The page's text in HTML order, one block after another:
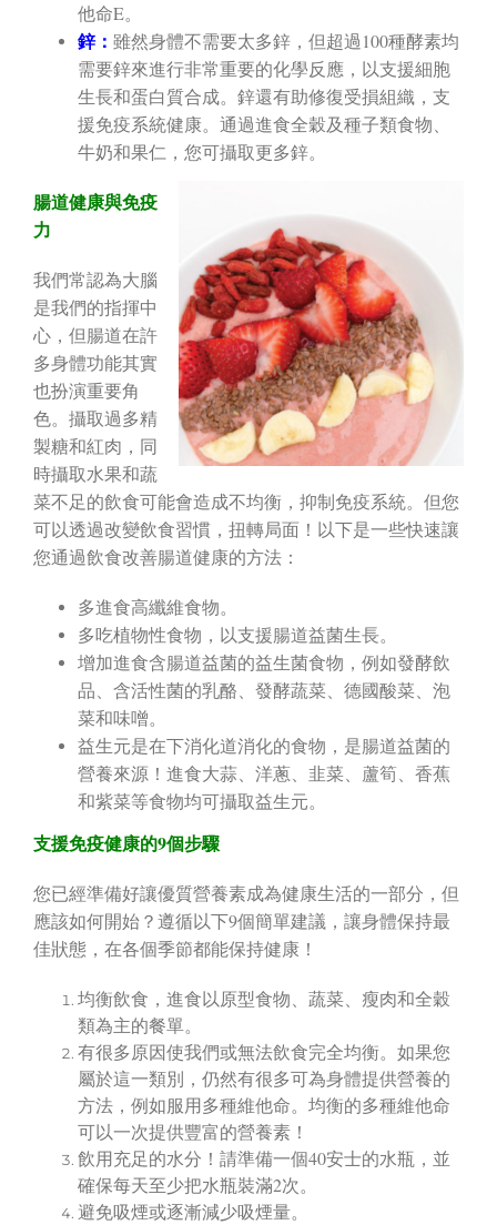
他命E。
鋅： 雖然身體不需要太多鋅，但超過100種酵素均
需要鋅來進行非常重要的化學反應，以支援細胞
生長和蛋白質合成。鋅還有助修復受損組織，支
援免疫系統健康。通過進食全穀及種子類食物、
牛奶和果仁，您可攝取更多鋅。
腸道健康與免疫
力
我們常認為大腦
是我們的指揮中
心，但腸道在許
多身體功能其實
也扮演重要角
色。攝取過多精
製糖和紅肉，同
時攝取水果和蔬
菜不足的飲食可能會造成不均衡，抑制免疫系統。但您
可以透過改變飲食習慣，扭轉局面！以下是一些快速讓
您通過飲食改善腸道健康的方法：
多進食高纖維食物。
多吃植物性食物，以支援腸道益菌生長。
增加進食含腸道益菌的益生菌食物，例如發酵飲
品、含活性菌的乳酪、發酵蔬菜、德國酸菜、泡
菜和味噌。
益生元是在下消化道消化的食物，是腸道益菌的
營養來源！進食大蒜、洋蔥、韭菜、蘆筍、香蕉
和紫菜等食物均可攝取益生元。
支援免疫健康的9個步驟
您已經準備好讓優質營養素成為健康生活的一部分，但
應該如何開始？遵循以下9個簡單建議，讓身體保持最
佳狀態，在各個季節都能保持健康！
均衡飲食，進食以原型食物、蔬菜、瘦肉和全穀
類為主的餐單。
有很多原因使我們或無法飲食完全均衡。如果您
屬於這一類別，仍然有很多可為身體提供營養的
方法，例如服用多種維他命。均衡的多種維他命
可以一次提供豐富的營養素！
飲用充足的水分！請準備一個40安士的水瓶，並
確保每天至少把水瓶裝滿2次。
避免吸煙或逐漸減少吸煙量。